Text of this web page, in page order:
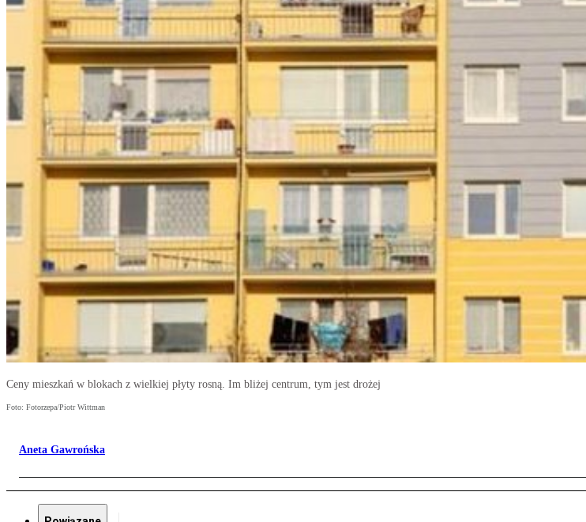
Ceny mieszkań w blokach z wielkiej płyty rosną. Im bliżej centrum, tym jest drożej
Foto: Fotorzepa/Piotr Wittman
Aneta Gawrońska